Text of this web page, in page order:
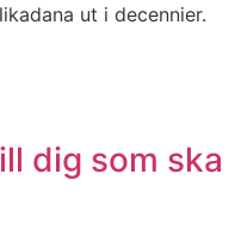
ut i decennier.
dig som ska